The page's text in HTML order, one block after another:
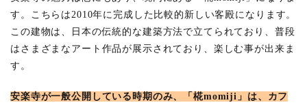
す。こちらは2010年に完成した比較的新しい客殿になります。
この建物は、日本の伝統的な建築方法で立てられており、普段
はさまざまなアート作品が展示されており、楽しむ事が出来ま
す。
安楽寺が一般公開している時期のみ、「椛momiji」は、カフ